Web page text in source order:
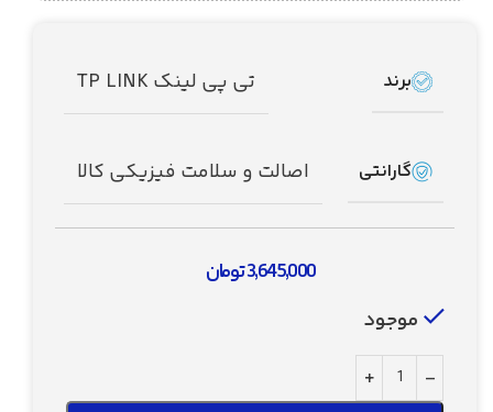
برند تی پی لینک TP LINK
گارانتی اصالت و سلامت فیزیکی کالا
3,645,000تومان
موجود